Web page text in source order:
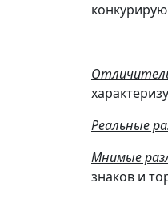
Реальные
Мнимые
знаков и